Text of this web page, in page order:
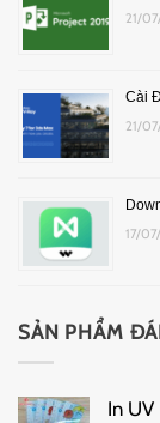
21/
Cài
21/
17/
SẢN PHẨM
In UV